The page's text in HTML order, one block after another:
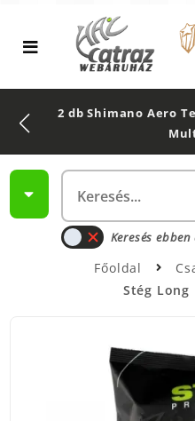
2 db Shimano Aero
Keresés
Főoldal
Stég